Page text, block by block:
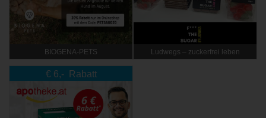
BIOGENA-PETS Ludwegs – zuckerfrei leben
€ 6,- Rabatt